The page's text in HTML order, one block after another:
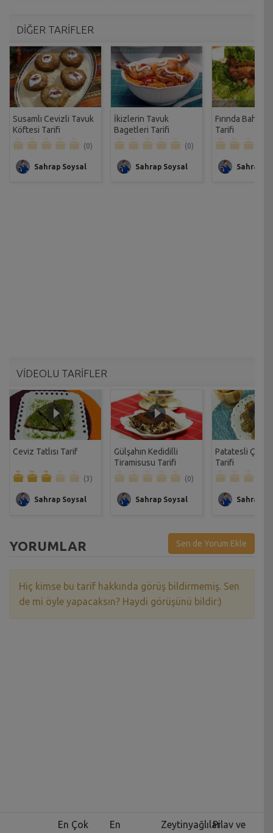
DİĞER TARİFLER
Susamlı Cevizli Tavuk
Köftesi Tarifi
(0)
Sahrap Soysal
İkizlerin Tavuk
Bagetleri Tarifi
(0)
Sahrap Soysal
Fırında
Tarifi
Sahrap
VİDEOLU TARİFLER
Ceviz Tatlısı Tarif
(3)
Sahrap Soysal
Gülşahın Kedidilli
Tiramisusu Tarifi
(0)
Sahrap Soysal
Patatesli Çıtır
Tarifi
Sahrap
YORUMLAR Sen de Yorum Ekle
Hiç kimse bu tarif hakkında görüş bildirmemiş. Sen
de mi öyle yapacaksın? Haydi görüşünü bildir:)
En Çok
En
ZeytinyağlılarPilav ve